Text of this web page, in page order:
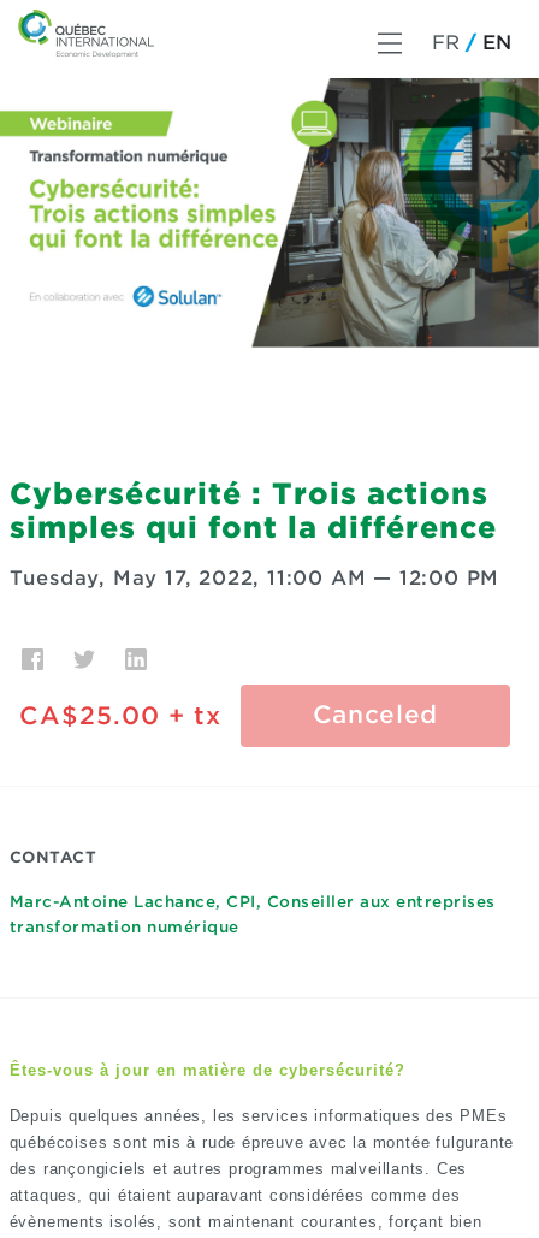
FR EN
Cybersécurité : Trois actions
simples qui font la différence
Tuesday, May 17, 2022, 11:00 AM — 12:00 PM
CA$25.00 + tx Canceled
CONTACT
Marc-Antoine Lachance, CPI, Conseiller aux entreprises
transformation numérique
Êtes-vous à jour en matière de cybersécurité?
Depuis quelques années, les services informatiques des PMEs
québécoises sont mis à rude épreuve avec la montée fulgurante
des rançongiciels et autres programmes malveillants. Ces
attaques, qui étaient auparavant considérées comme des
évènements isolés, sont maintenant courantes, forçant bien